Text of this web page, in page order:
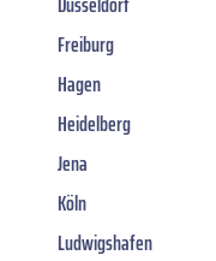
Freiburg
Hagen
Heidelberg
Jena
Köln
Ludwigshafen